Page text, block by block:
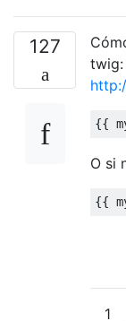
127
twig:
{{
O si
{{
1